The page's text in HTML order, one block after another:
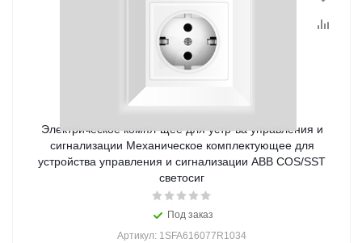
Электрическое компл-щее для устр-ва управления и
сигнализации Механическое комплектующее для
устройства управления и сигнализации ABB COS/SST
светосиг
Под заказ
Артикул: 1SFA616077R1034